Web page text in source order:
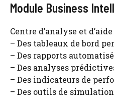
Module Business
Centre d’analyse et
– Des tableaux de bord
– Des rapports
– Des analyses
– Des indicateurs de
– Des outils de simulation